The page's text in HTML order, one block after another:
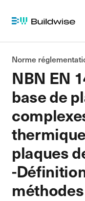
NBN EN
base de
plaques
-
Norme